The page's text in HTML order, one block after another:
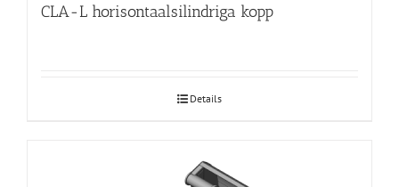
CLA-L horisontaalsilindriga kopp
Details